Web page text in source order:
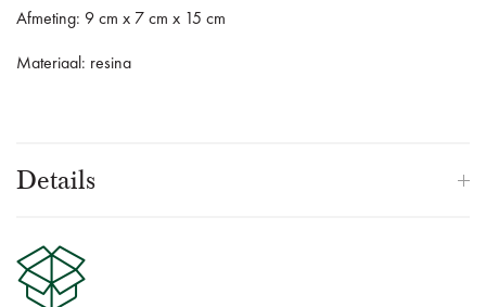
Afmeting: 9 cm x 7 cm x 15 cm
Materiaal: resina
Details